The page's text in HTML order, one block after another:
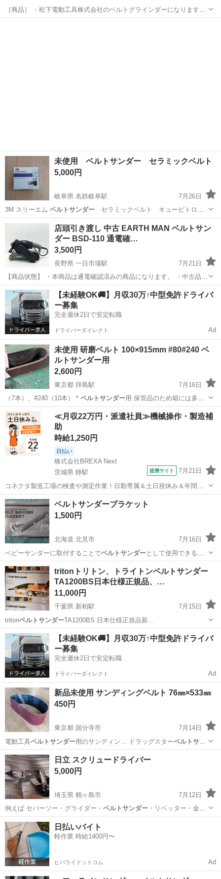
［商品］ ・松下電動工具株式会社のベルトグラインダーになります。
・ベルトサイズは915x100mmだと思います。 ・動作確認OK
未使用 ベルトサンダー セラミックベルト
5,000円
岐阜県 名鉄岐阜駅
7月26日
3M スリーエム ベルトサンダーセラミックベルト キュービトロ
ン…
岐阜市 名鉄岐阜駅 その他
店頭引き渡し 中古 EARTH MAN ベルトサン
ダー BSD-110 通電確…
3,500円
長野県 一日市場駅
7月21日
【商品状態】 ・本商品は通電確認済みの商品になります。 ・中古品の
ため使用に伴うキズや汚れがございます。 ・状態等写真にてのご確認
をお願い致します。 ・実際の作業手順に沿った動作確認は環境がない
為、行っておりませ...
長野 安曇野市 一日市場駅 その他 ベルトサンダー
【未経験OK🚚】月収30万↑中型免許ドライバ
ー募集
完全週休2日で安定転職
ドライバーダイレクト Ad
未使用 研磨ベルト 100×915mm #80#240 ベ
ルトサンダー用
2,600円
東京都 拝島駅
7月16日
（7本）、#240（10本） * ベルトサンダー用 保管品のため箱には多少
の汚れ…
東京 昭島市 拝島駅 その他
≪月収22万円・派遣社員≫機械操作・製造補
助
時給1,250円
日払い
株式会社BREXA Next
茨城県 静駅
提携サイト 7月21日
コネクタ製造工場の検査や測定作業！日勤専属＆土日祝休み＆年間休
日128日★クリーンルーム内作業★マイカー通勤OK＆無料駐車場あり
★就業先食堂利用可！日払い制度あり！《茨城県常陸大宮市》 人気の
工場のお仕事 ◇コネクタ製造工...
茨城 常陸大宮市 静駅 その他
ベルトサンダーブラケット
1,500円
北海道 北見市
7月16日
ベビーサンダーに取付することでベルトサンダーとして使用できるア
タッチメント …
北海道 北見市 その他 ベビーサンダー
tritonトリトン、トライトンベルトサンダー
TA1200BS日本仕様正規品、…
11,000円
千葉県 新柏駅
7月15日
tritonベルトサンダーTA1200BS 日本仕様正規品新…
千葉 柏市 新柏駅 その他 triton
【未経験OK🚚】月収30万↑中型免許ドライバ
ー募集
完全週休2日で安定転職
ドライバーダイレクト Ad
新品未使用 サンディングベルト 76㎜×533㎜
450円
東京都 国分寺市
7月14日
電動工具ベルトサンダー用のサンディン… ドラッグスターベルトサン
ダーの換えベルトと…
東京 国分寺市 その他 サンディングベルト
日立 スクリュードライバー
5,000円
埼玉県 鶴ヶ島市
7月12日
例えば セバーソー・グライダー・ ベルトサンダー・リベッター・金切
りカッター・ソケ…
埼玉 鶴ヶ島市 その他
日払いバイト
軽作業 時給1400円〜
ヒバライドットコム Ad